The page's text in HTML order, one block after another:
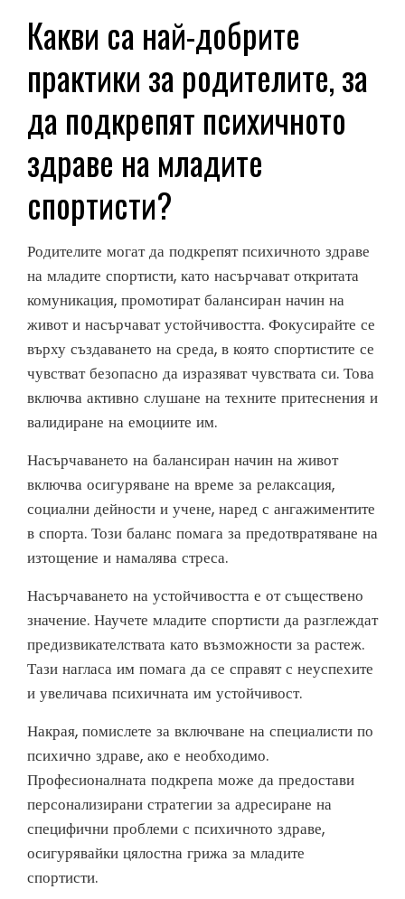
Какви са най-добрите
практики за родителите, за
да подкрепят психичното
здраве на младите
спортисти?
Родителите могат да подкрепят психичното здраве
на младите спортисти, като насърчават откритата
комуникация, промотират балансиран начин на
живот и насърчават устойчивостта. Фокусирайте се
върху създаването на среда, в която спортистите се
чувстват безопасно да изразяват чувствата си. Това
включва активно слушане на техните притеснения и
валидиране на емоциите им.
Насърчаването на балансиран начин на живот
включва осигуряване на време за релаксация,
социални дейности и учене, наред с ангажиментите
в спорта. Този баланс помага за предотвратяване на
изтощение и намалява стреса.
Насърчаването на устойчивостта е от съществено
значение. Научете младите спортисти да разглеждат
предизвикателствата като възможности за растеж.
Тази нагласа им помага да се справят с неуспехите
и увеличава психичната им устойчивост.
Накрая, помислете за включване на специалисти по
психично здраве, ако е необходимо.
Професионалната подкрепа може да предостави
персонализирани стратегии за адресиране на
специфични проблеми с психичното здраве,
осигурявайки цялостна грижа за младите
спортисти.